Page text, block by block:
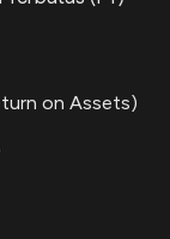
on Assets)